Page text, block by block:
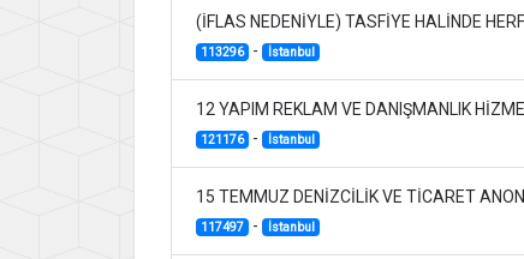
(İFLAS NEDENİYLE) TASFİYE HALİNDE
113296 - İstanbul
12 YAPIM REKLAM VE DANIŞMANLIK
121176 - İstanbul
15 TEMMUZ DENİZCİLİK VE TİCARET
117497 - İstanbul